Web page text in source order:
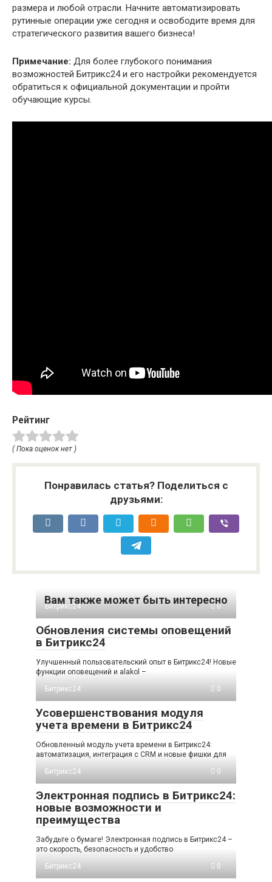
размера и любой отрасли. Начните автоматизировать
рутинные операции уже сегодня и освободите время для
стратегического развития вашего бизнеса!
Примечание: Для более глубокого понимания
возможностей Битрикс24 и его настройки рекомендуется
обратиться к официальной документации и пройти
обучающие курсы.
Рейтинг
( Пока оценок нет )
Понравилась статья? Поделиться с
друзьями:
Вам также может быть интересно
Битрикс24 0
Обновления системы оповещений
в Битрикс24
Улучшенный пользовательский опыт в Битрикс24! Новые
функции оповещений и alakol –
Битрикс24
0
Усовершенствования модуля
учета времени в Битрикс24
Обновленный модуль учета времени в Битрикс24:
автоматизация, интеграция с CRM и новые фишки для
Битрикс24
0
Электронная подпись в Битрикс24:
новые возможности и
преимущества
Забудьте о бумаге! Электронная подпись в Битрикс24 –
это скорость, безопасность и удобство
Битрикс24
0